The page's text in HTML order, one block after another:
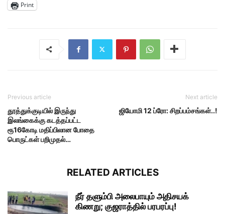
Print
Previous article
தூத்துக்குடியில் இருந்து
இலங்கைக்கு கடத்தப்பட்ட
ரூ16கோடி மதிப்பிலான போதை
பொருட்கள் பறிமுதல்…
Next article
ஜியோமி 12 ப்ரோ: சிறப்பம்சங்கள்..!
RELATED ARTICLES
நீர் தளும்பி அலைபாயும் அதிசயக்
கிணறு; குஜராத்தில் பரபரப்பு!